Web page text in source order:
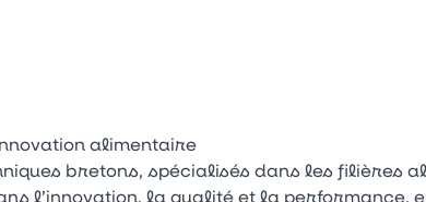
alimentaire
bretons, spécialisés dans les filières
l’innovation, la qualité et la performance,